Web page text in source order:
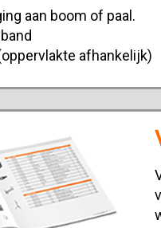
aan boom of paal.
afhankelijk)